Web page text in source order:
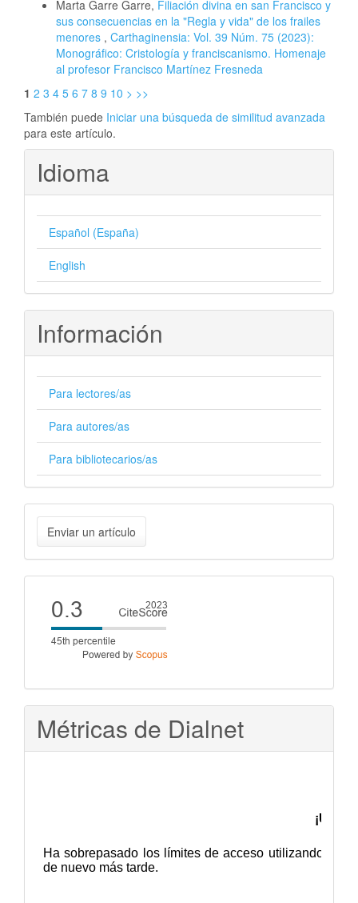
Marta Garre Garre, Filiación divina en san Francisco y
sus consecuencias en la "Regla y vida" de los frailes
menores , Carthaginensia: Vol. 39 Núm. 75 (2023):
Monográfico: Cristología y franciscanismo. Homenaje
al profesor Francisco Martínez Fresneda
1 2 3 4 5 6 7 8 9 10 > >>
También puede Iniciar una búsqueda de similitud avanzada
para este artículo.
Idioma
Español (España)
English
Información
Para lectores/as
Para autores/as
Para bibliotecarios/as
Enviar
un
artículo
Enviar un artículo
Cite
score
Métricas de Dialnet